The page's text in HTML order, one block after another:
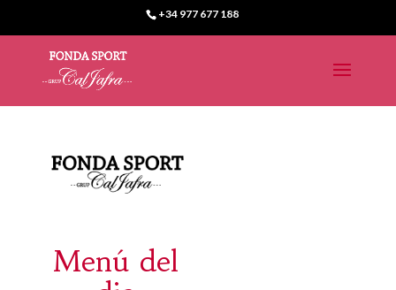
+34 977 677 188
Menú del